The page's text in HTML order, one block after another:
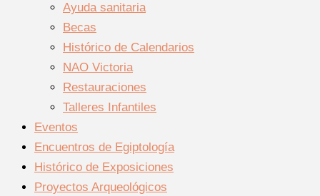
Ayuda sanitaria
Becas
Histórico de Calendarios
NAO Victoria
Restauraciones
Talleres Infantiles
Eventos
Encuentros de Egiptología
Histórico de Exposiciones
Proyectos Arqueológicos